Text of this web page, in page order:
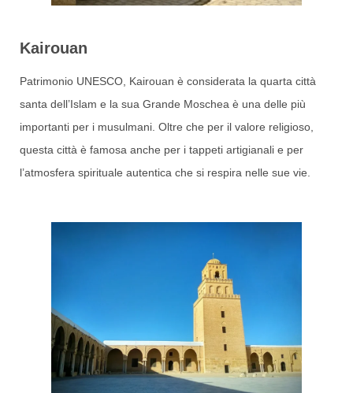
Kairouan
Patrimonio UNESCO, Kairouan è considerata la quarta città
santa dell’Islam e la sua Grande Moschea è una delle più
importanti per i musulmani. Oltre che per il valore religioso,
questa città è famosa anche per i tappeti artigianali e per
l’atmosfera spirituale autentica che si respira nelle sue vie.